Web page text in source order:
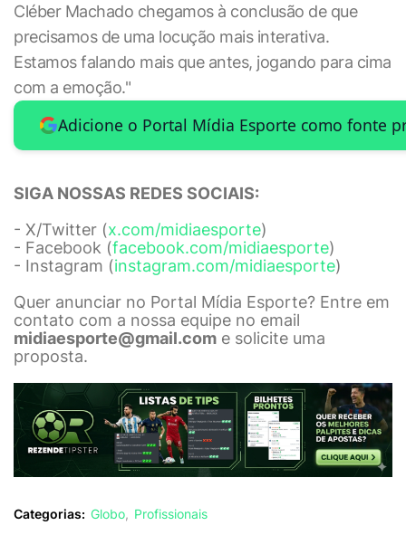
Cléber Machado chegamos à conclusão de que
precisamos de uma locução mais interativa.
Estamos falando mais que antes, jogando para cima
com a emoção."
Adicione o Portal Mídia Esporte como fonte
SIGA NOSSAS REDES SOCIAIS:
- X/Twitter (x.com/midiaesporte)
- Facebook (facebook.com/midiaesporte)
- Instagram (instagram.com/midiaesporte)
Quer anunciar no Portal Mídia Esporte? Entre em
contato com a nossa equipe no email
midiaesporte@gmail.com e solicite uma
proposta.
Categorias: Globo Profissionais